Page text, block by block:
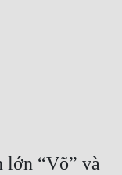
lớn “Võ” và